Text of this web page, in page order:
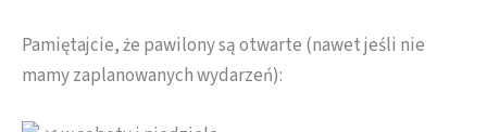
Pamiętajcie, że pawilony są otwarte (nawet jeśli nie
mamy zaplanowanych wydarzeń):